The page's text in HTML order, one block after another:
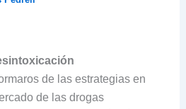
de las estrategias en
de las drogas